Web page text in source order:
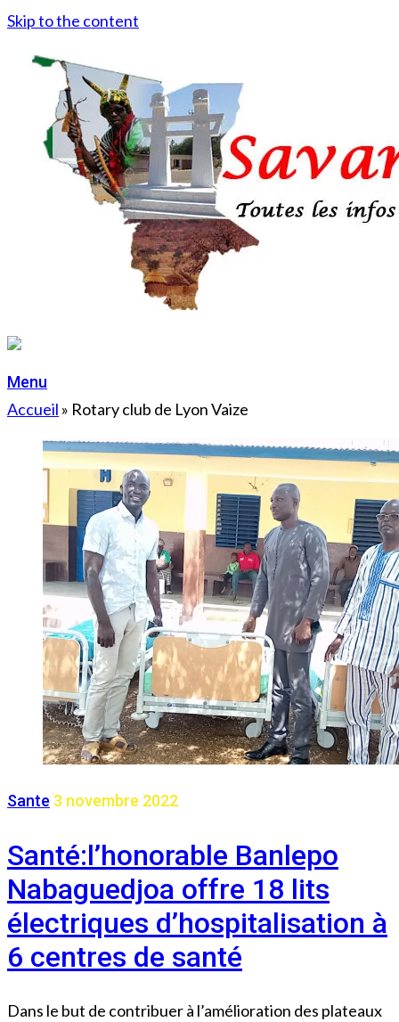
Skip to the content
Menu
Accueil » Rotary club de Lyon Vaize
Sante 3 novembre 2022
Santé:l’honorable Banlepo
Nabaguedjoa offre 18 lits
électriques d’hospitalisation à
6 centres de santé
Dans le but de contribuer à l’amélioration des plateaux